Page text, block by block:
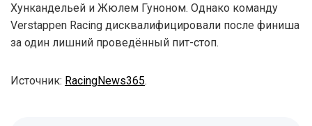
Хункандельей и Жюлем Гуноном. Однако команду
Verstappen Racing дисквалифицировали после финиша
за один лишний проведённый пит-стоп.
Источник: RacingNews365.